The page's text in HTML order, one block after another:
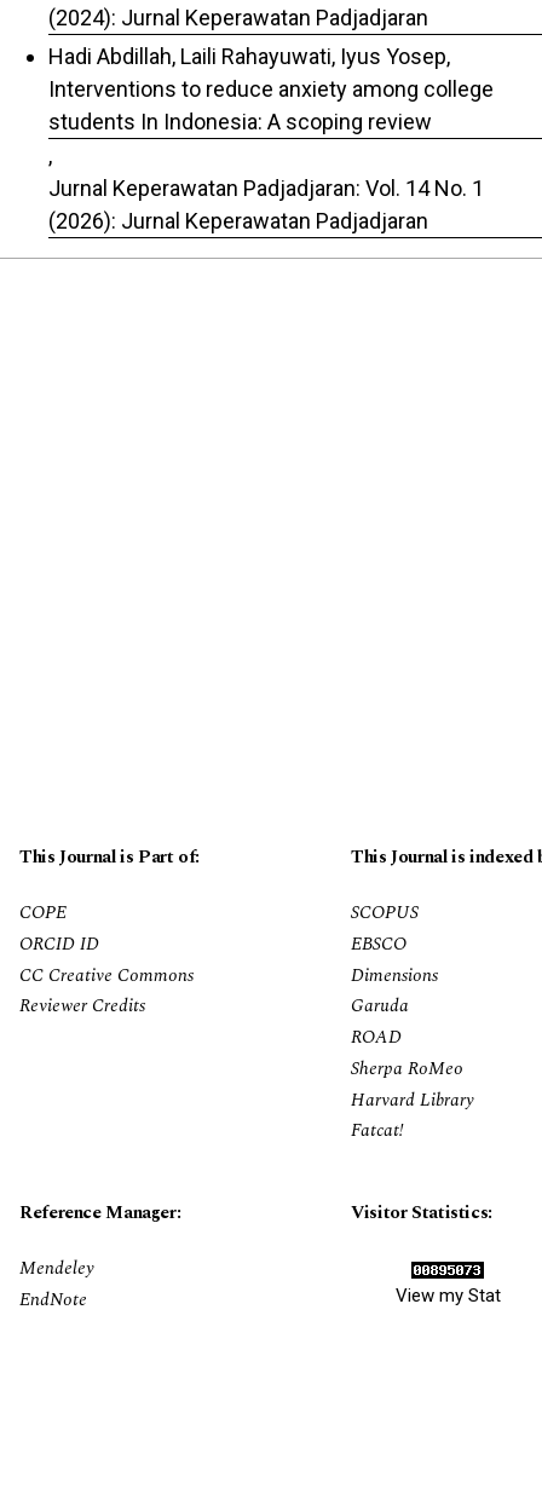
(2024): Jurnal Keperawatan Padjadjaran
Hadi Abdillah, Laili Rahayuwati, Iyus Yosep,
Interventions to reduce anxiety among college
students In Indonesia: A scoping review
,
Jurnal Keperawatan Padjadjaran: Vol. 14 No. 1
(2026): Jurnal Keperawatan Padjadjaran
This Journal is Part of:
This Journal is indexed
COPE
ORCID ID
CC Creative Commons
Reviewer Credits
SCOPUS
EBSCO
Dimensions
Garuda
ROAD
Sherpa RoMeo
Harvard Library
Fatcat!
Reference Manager:
Visitor Statistics:
Mendeley
EndNote
View my Stat